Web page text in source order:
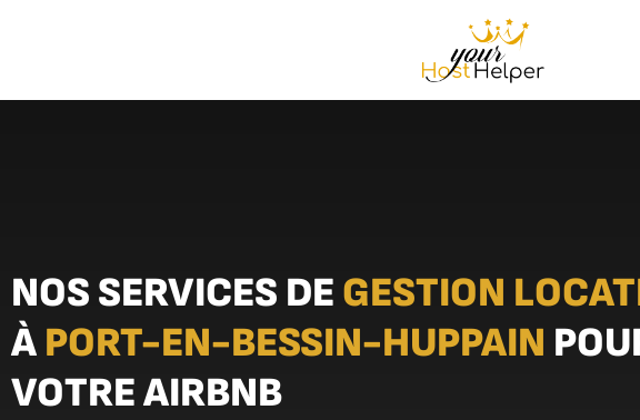
NOS SERVICES DE GESTION
À PORT-EN-BESSIN-HUPPAIN
VOTRE AIRBNB